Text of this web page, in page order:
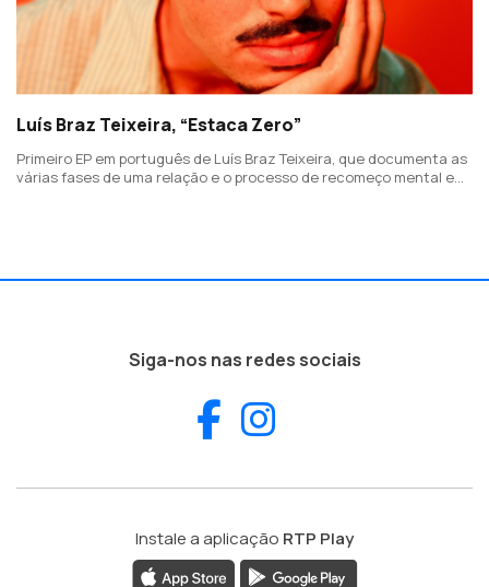
Luís Braz Teixeira, “Estaca Zero”
Primeiro EP em português de Luís Braz Teixeira, que documenta as
várias fases de uma relação e o processo de recomeço mental e
Siga-nos nas redes sociais
Facebook
Instale a aplicação RTP Play